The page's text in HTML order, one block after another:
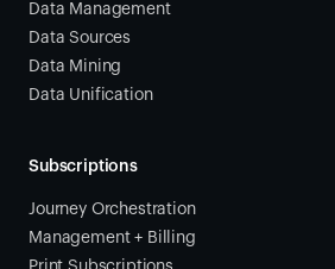
Data Management
Data Sources
Data Mining
Data Unification
Subscriptions
Journey Orchestration
Management + Billing